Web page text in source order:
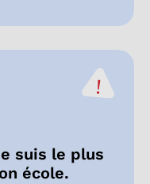
suis le plus
école.